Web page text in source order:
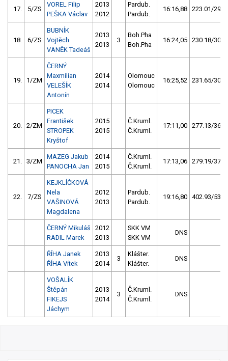
17. 5/ZS
VOREL Filip
PEŠKA Václav
2013
2012
Pardub.
Pardub.
16:16,88 223.01/29,6
18. 6/ZS
BUBNÍK
Vojtěch
VANĚK Tadeáš
2013
2013
3
Boh.Pha
Boh.Pha
16:24,05 230.18/30,5
19. 1/ZM
ČERNÝ
Maxmilian
VELEŠÍK
Antonín
2014
2014
Olomouc
Olomouc
16:25,52 231.65/30,7
20. 2/ZM
PICEK
František
STROPEK
Kryštof
2015
2015
Č.Kruml.
Č.Kruml.
17:11,00 277.13/36,8
21. 3/ZM
MAZEG Jakub
PANOCHA Jan
2014
2015
Č.Kruml.
Č.Kruml.
17:13,06 279.19/37,0
22. 7/ZS
KEJKLÍČKOVÁ
Nela
VAŠINOVÁ
Magdalena
2012
2013
Pardub.
Pardub.
19:16,80 402.93/53,4
ČERNÝ Mikuláš
RADIL Marek
2012
2013
SKK VM
SKK VM
DNS
ŘÍHA Janek
ŘÍHA Vítek
2013
2014
3
Klášter.
Klášter.
DNS
VOŠALÍK
Štěpán
FIKEJS
Jáchym
2013
2014
3
Č.Kruml.
Č.Kruml.
DNS